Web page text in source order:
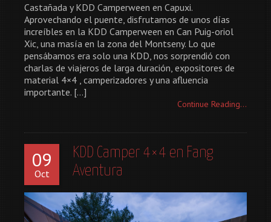
Castañada y KDD Camperween en Capuxi.
Aprovechando el puente, disfrutamos de unos días
increíbles en la KDD Camperween en Can Puig-oriol
Xic, una masía en la zona del Montseny. Lo que
pensábamos era solo una KDD, nos sorprendió con
charlas de viajeros de larga duración, expositores de
material 4×4 , camperizadores y una afluencia
importante. […]
Continue Reading...
09
Oct
KDD Camper 4×4 en Fang
Aventura